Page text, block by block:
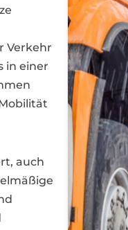
Verkehr
in einer
auch